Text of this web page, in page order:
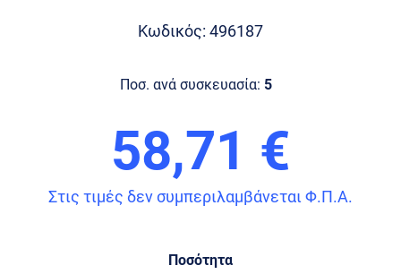
Κωδικός: 496187
Ποσ. ανά συσκευασία: 5
58,71 €
Στις τιμές δεν συμπεριλαμβάνεται Φ.Π.Α.
Ποσότητα